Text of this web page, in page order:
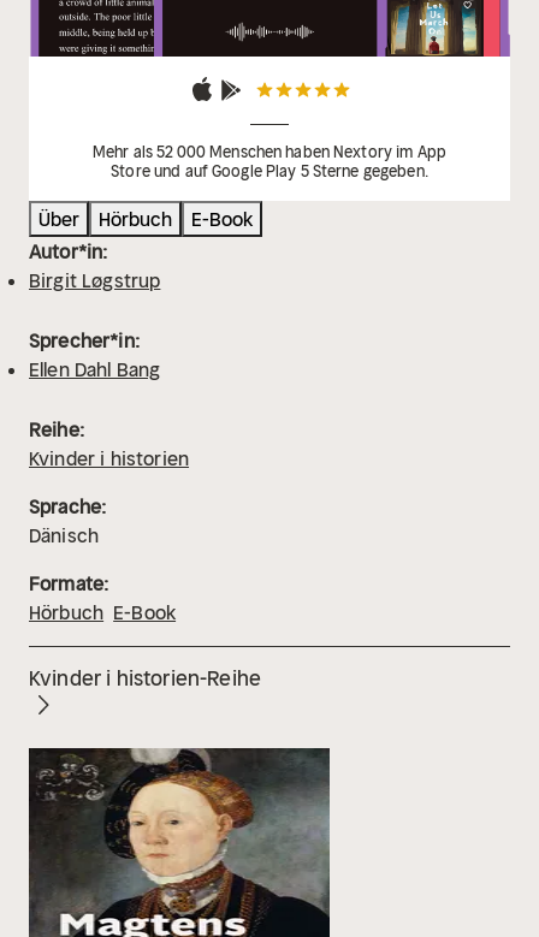
Mehr als 52 000 Menschen haben Nextory im App
Store und auf Google Play 5 Sterne gegeben.
Über Hörbuch
E-Book
Autor*in:
Birgit Løgstrup
Sprecher*in:
Ellen Dahl Bang
Reihe:
Kvinder i historien
Sprache:
Dänisch
Formate:
Hörbuch E-Book
Kvinder i historien-Reihe